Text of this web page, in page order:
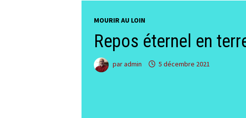
MOURIR AU LOIN
Repos éternel en
paradmin 5 décembre 2021